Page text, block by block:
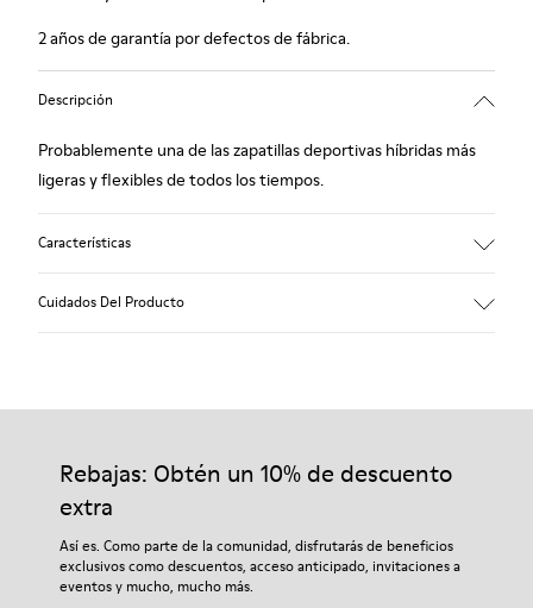
2 años de garantía por defectos de fábrica.
Descripción
Probablemente una de las zapatillas deportivas híbridas más
ligeras y flexibles de todos los tiempos.
Características
Cuidados Del Producto
Nuestros zapatos se han fabricado con materiales de primera
garantizará que duren más tiempo.
Si deseas obtener información detallada sobre cómo cuidar de
tu par, visita nuestraGuía para el cuidado del calzado.
Rebajas: Obtén un 10% de descuento
extra
Así es. Como parte de la comunidad, disfrutarás de beneficios
exclusivos como descuentos, acceso anticipado, invitaciones a
eventos y mucho, mucho más.